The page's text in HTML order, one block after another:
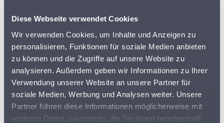
Diese Webseite verwendet Cookies
Wir verwenden Cookies, um Inhalte und Anzeigen zu
personalisieren, Funktionen für soziale Medien anbieten
zu können und die Zugriffe auf unsere Website zu
analysieren. Außerdem geben wir Informationen zu Ihrer
Verwendung unserer Website an unsere Partner für
soziale Medien, Werbung und Analysen weiter. Unsere
Partner führen diese Informationen möglicherweise mit
weiteren Daten zusammen, die Sie ihnen bereitgestellt
AKTIONSPREISE
BVDA
DISCOUNTER FLOTTENPLANUNG
GOOGLE MAPS LEBENSMITTELDATEN